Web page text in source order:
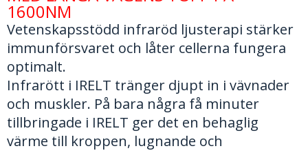
1600NM
Vetenskapsstödd infraröd ljusterapi stärker
immunförsvaret och låter cellerna fungera
optimalt.
Infrarött i IRELT tränger djupt in i vävnader
och muskler. På bara några få minuter
tillbringade i IRELT ger det en behaglig
värme till kroppen, lugnande och